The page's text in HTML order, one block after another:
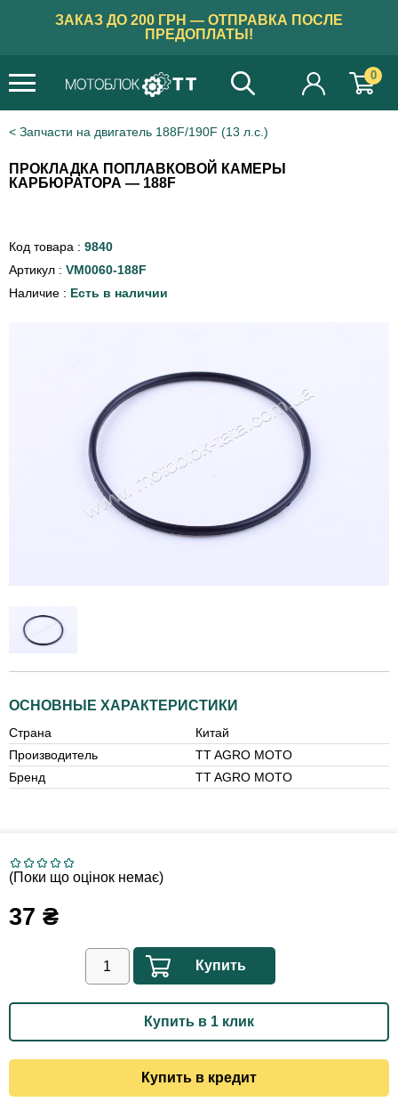
ЗАКАЗ ДО 200 ГРН — ОТПРАВКА ПОСЛЕ
ПРЕДОПЛАТЫ!
0
Запчасти на двигатель 188F/190F (13 л.с.)
ПРОКЛАДКА ПОПЛАВКОВОЙ КАМЕРЫ
КАРБЮРАТОРА — 188F
Код товара : 9840
Артикул : VM0060-188F
Наличие : Есть в наличии
ОСНОВНЫЕ ХАРАКТЕРИСТИКИ
Страна
Китай
Производитель
TT AGRO MOTO
Бренд
TT AGRO MOTO
(Поки що оцінок немає)
37 ₴
Купить
Купить в 1 клик
Купить в кредит